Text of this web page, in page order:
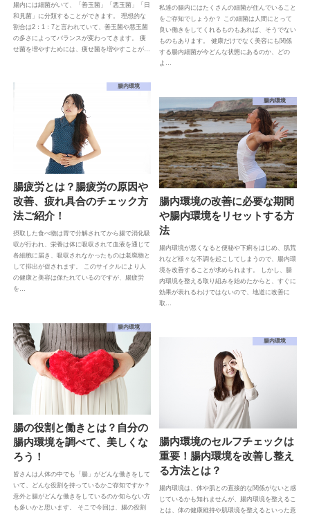
腸内には細菌がいて、「善玉菌」「悪玉菌」「日
和見菌」に分類することができます。 理想的な
割合は2：1：7と言われていて、善玉菌や悪玉菌
の多さによってバランスが変わってきます。 痩
せ菌を増やすためには、痩せ菌を増やすことが…
私達の腸内にはたくさんの細菌が住んでいること
をご存知でしょうか？ この細菌は人間にとって
良い働きをしてくれるものもあれば、そうでない
ものもあります。 健康だけでなく美容にも関係
する腸内細菌が今どんな状態にあるのか、どの
よ…
腸内環境
腸疲労とは？腸疲労の原因や
改善、疲れ具合のチェック方
法ご紹介！
摂取した食べ物は胃で分解されてから腸で消化吸
収が行われ、栄養は体に吸収されて血液を通じて
各細胞に届き、吸収されなかったものは老廃物と
して排出が促されます。 このサイクルにより人
の健康と美容は保たれているのですが、腸疲労
を…
腸内環境
腸内環境の改善に必要な期間
や腸内環境をリセットする方
法
腸内環境が悪くなると便秘や下痢をはじめ、肌荒
れなど様々な不調を起こしてしまうので、腸内環
境を改善することが求められます。 しかし、腸
内環境を整える取り組みを始めたからと、すぐに
効果が表れるわけではないので、地道に改善に
取…
腸内環境
腸の役割と働きとは？自分の
腸内環境を調べて、美しくな
ろう！
皆さんは人体の中でも「腸」がどんな働きをして
いて、どんな役割を持っているかご存知ですか？
意外と腸がどんな働きをしているのか知らない方
も多いかと思います。 そこで今回は、腸の役割
腸内環境
腸内環境のセルフチェックは
重要！腸内環境を改善し整え
る方法とは？
腸内環境は、体や肌との直接的な関係がないと感
じているかも知れませんが、腸内環境を整えるこ
とは、体の健康維持や肌環境を整えるといった意